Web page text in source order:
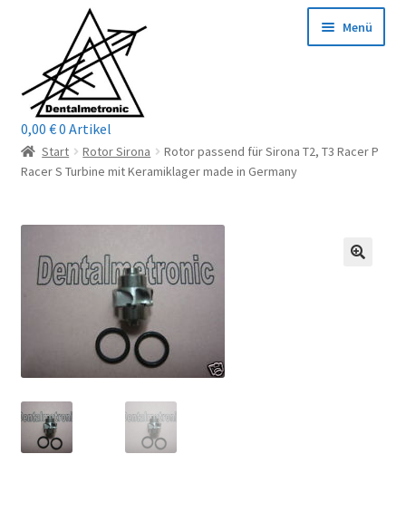
Navigation
springen
springen
Menü
Home
Kontakt
Reparaturservice
Wichtige Infos
Unsere Firma
0,00 €0 Artikel
Start Rotor Sirona
Rotor passend für Sirona T2, T3 Racer P
Racer S Turbine mit Keramiklager made in Germany